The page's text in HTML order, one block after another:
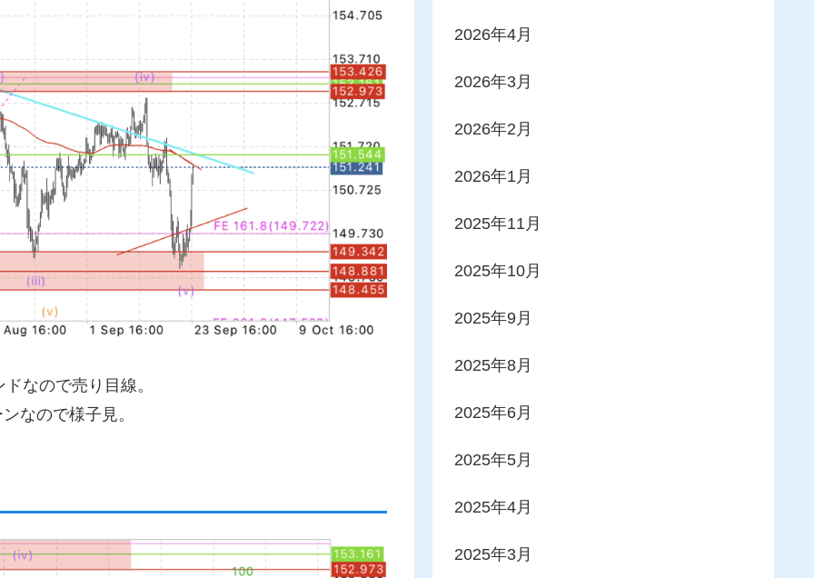
なので売り目線。
なので様子見。
2026年4月
2026年3月
2026年2月
2026年1月
2025年11月
2025年10月
2025年9月
2025年8月
2025年6月
2025年5月
2025年4月
2025年3月